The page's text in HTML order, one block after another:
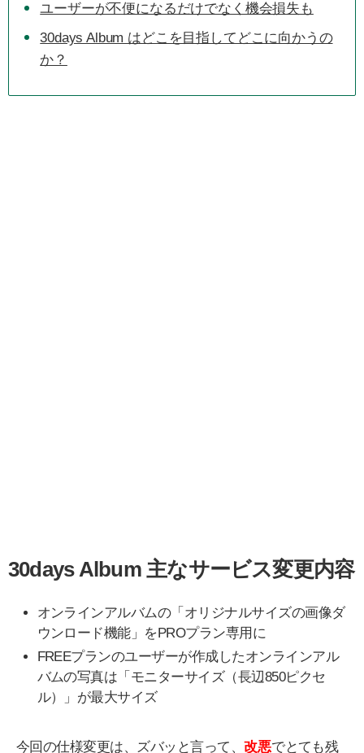
ユーザーが不便になるだけでなく機会損失も
30days Album はどこを目指してどこに向かうの
か？
30days Album 主なサービス変更内容
オンラインアルバムの「オリジナルサイズの画像ダ
ウンロード機能」をPROプラン専用に
FREEプランのユーザーが作成したオンラインアル
バムの写真は「モニターサイズ（長辺850ピクセ
ル）」が最大サイズ
今回の仕様変更は、ズバッと言って、改悪でとても残